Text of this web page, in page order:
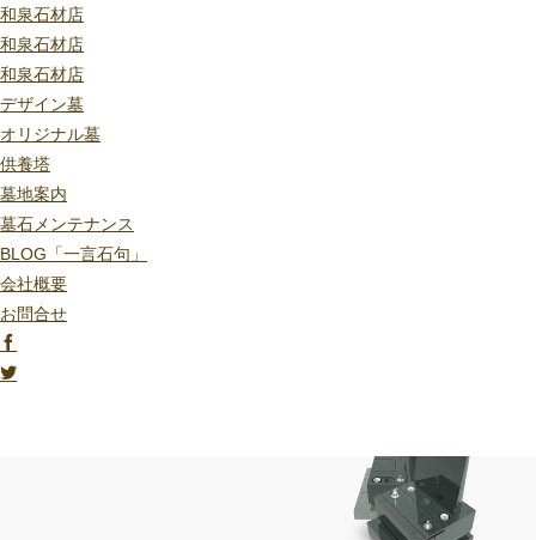
和泉石材店
和泉石材店
和泉石材店
デザイン墓
オリジナル墓
供養塔
墓地案内
墓石メンテナンス
BLOG「一言石句」
会社概要
お問合せ